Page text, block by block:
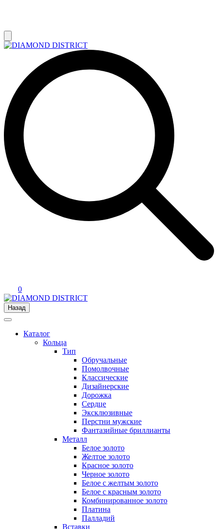
0
Назад
Каталог
Кольца
Тип
Обручальные
Помолвочные
Классические
Дизайнерские
Дорожка
Сердце
Эксклюзивные
Перстни мужские
Фантазийные бриллианты
Металл
Белое золото
Желтое золото
Красное золото
Черное золото
Белое с желтым золото
Белое с красным золото
Комбинированное золото
Платина
Палладий
Вставки